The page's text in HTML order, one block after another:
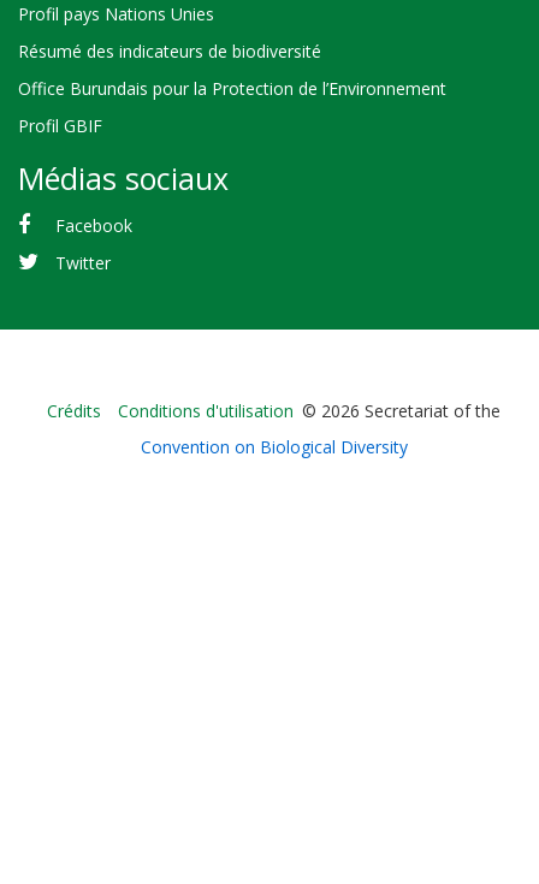
Profil pays Nations Unies
Résumé des indicateurs de biodiversité
Office Burundais pour la Protection de l’Environnement
Profil GBIF
Médias sociaux
Facebook
Twitter
Bioland
-
Crédits Conditions d'utilisation © 2026 Secretariat of the
Convention on Biological Diversity